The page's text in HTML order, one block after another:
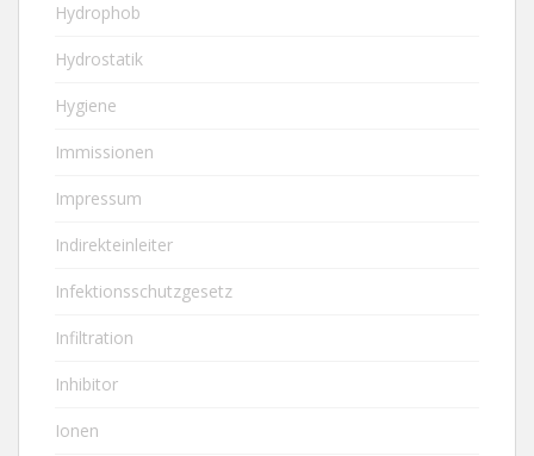
Hydrophob
Hydrostatik
Hygiene
Immissionen
Impressum
Indirekteinleiter
Infektionsschutzgesetz
Infiltration
Inhibitor
Ionen